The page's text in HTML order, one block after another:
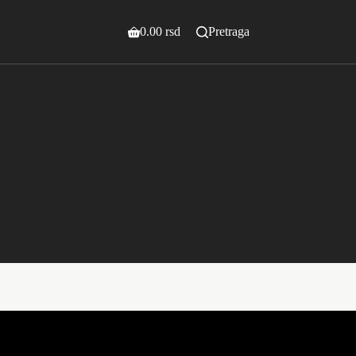
Shopping
0.00 rsd Pretraga